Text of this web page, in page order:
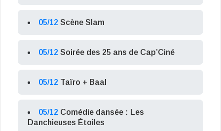
05/12 Scène Slam
05/12 Soirée des 25 ans de Cap’Ciné
05/12 Taïro + Baal
05/12 Comédie dansée : Les
Danchieuses Étoiles